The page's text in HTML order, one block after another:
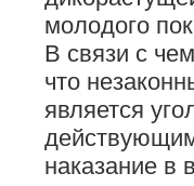
молодого
В связи с
что
является
наказание в